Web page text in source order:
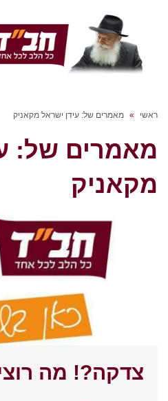
ראשי » מאמרים של: עידן ישראל מקאניק
מאמרים של:
מקאניק
צדקה?! מה